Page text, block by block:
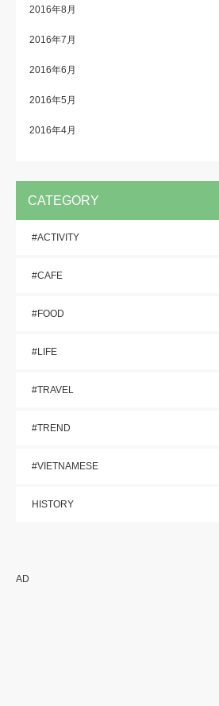
2016年8月
2016年7月
2016年6月
2016年5月
2016年4月
CATEGORY
#ACTIVITY
#CAFE
#FOOD
#LIFE
#TRAVEL
#TREND
#VIETNAMESE
HISTORY
AD